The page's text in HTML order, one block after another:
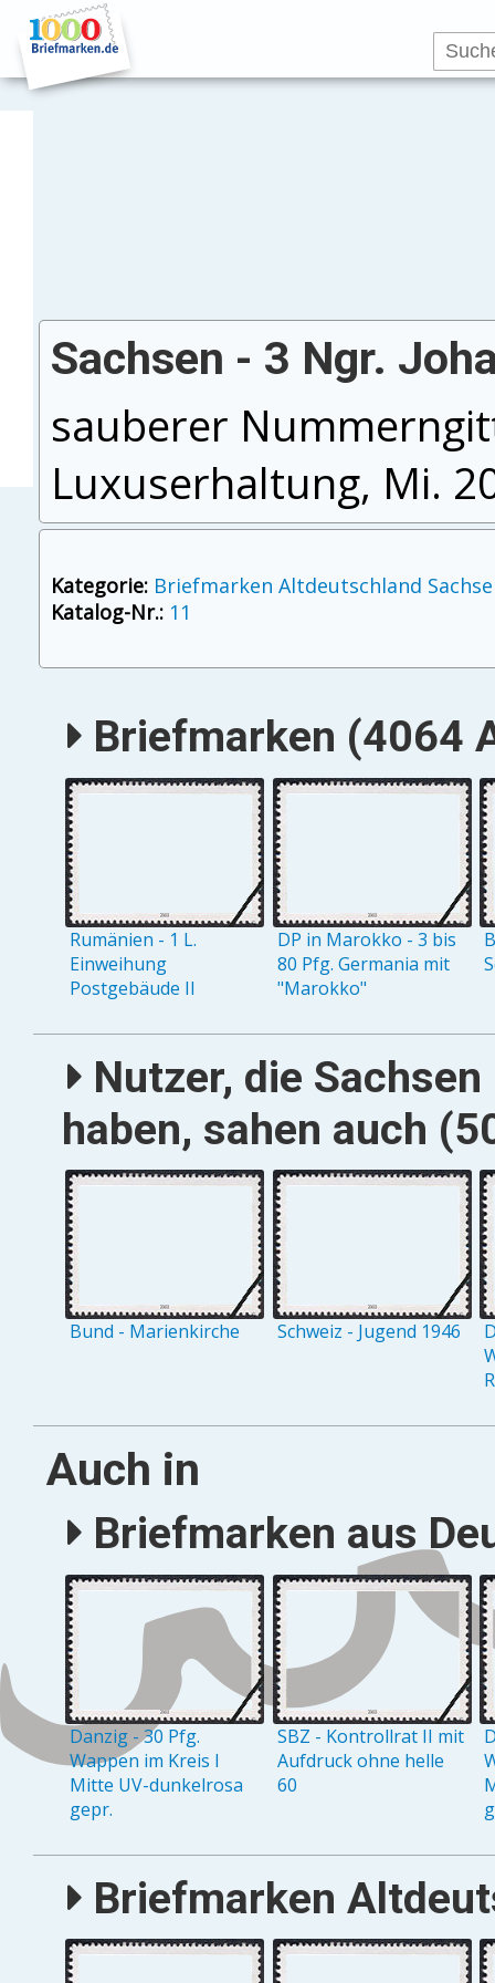
Sachsen - 3 Ngr.
sauberer
Luxuserhaltung, Mi.
Kategorie: Briefmarken Altdeutschland
Katalog-Nr.: 11
Briefmarken (4064
Rumänien - 1 L.
Einweihung
Postgebäude II
DP in Marokko - 3 bis
80 Pfg. Germania mit
"Marokko"
Nutzer, die
haben, sahen auch
Bund - Marienkirche Schweiz - Jugend 1946
Auch in
Briefmarken aus
Danzig - 30 Pfg.
Wappen im Kreis I
Mitte UV-dunkelrosa
gepr.
SBZ - Kontrollrat II mit
Aufdruck ohne helle
60
Briefmarken